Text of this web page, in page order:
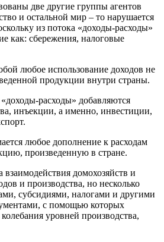
две другие группы агентов
и остальной мир – то нарушается
из потока «доходы-расходы»
как: сбережения, налоговые
любое использование доходов не
продукции внутри страны.
расходы» добавляются
инъекции, а именно, инвестиции,
любое дополнение к расходам
произведенную в стране.
взаимодействия домохозяйств и
и производства, но несколько
субсидиями, налогами и другими
с помощью которых
уровней производства,